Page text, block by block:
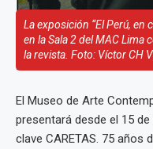
La exposición “El Perú, en
en la Sala 2 del MAC Lima
la revista. Foto: Víctor CH
El Museo de Arte
presentará desde el 15
clave CARETAS. 75 años